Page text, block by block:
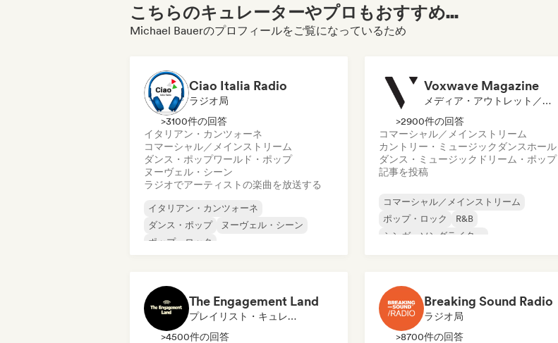
こちらのキュレーターやプロもおすすめ...
Michael Bauerのプロフィールをご覧になっているため
Ciao Italia Radio
ラジオ局
>3100件の回答
イタリアン・カンツォーネ
コマーシャル／メインストリーム
ダンス・ポップワールド・ポップ
ヌーヴェル・シーン
ラジオでアーティストの楽曲を放送する
イタリアン・カンツォーネ
ダンス・ポップ
ヌーヴェル・シーン
ポップ・ロック
Voxwave Magazine
メディア・アウトレット／ジャーナリスト
>2900件の回答
コマーシャル／メインストリーム
カントリー・ミュージック ダンスホール
ダンス・ミュージック ドリーム・ポップ
記事を投稿
コマーシャル／メインストリーム
ポップ・ロック
R&B
シンガーソングライター
The Engagement Land
プレイリスト・キュレーター
>4500件の回答
Breaking Sound Radio
ラジオ局
>8700件の回答